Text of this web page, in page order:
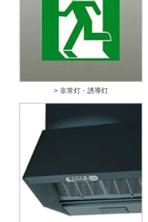
> 非常灯・誘導灯